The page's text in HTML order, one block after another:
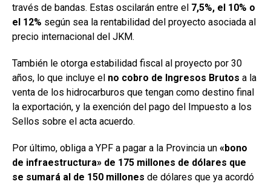
través de bandas. Estas oscilarán entre el 7,5%, el 10% o
el 12% según sea la rentabilidad del proyecto asociada al
precio internacional del JKM.
También le otorga estabilidad fiscal al proyecto por 30
años, lo que incluye el no cobro de Ingresos Brutos a la
venta de los hidrocarburos que tengan como destino final
la exportación, y la exención del pago del Impuesto a los
Sellos sobre el acta acuerdo.
Por último, obliga a YPF a pagar a la Provincia un «bono
de infraestructura» de 175 millones de dólares que
se sumará al de 150 millones de dólares que ya acordó